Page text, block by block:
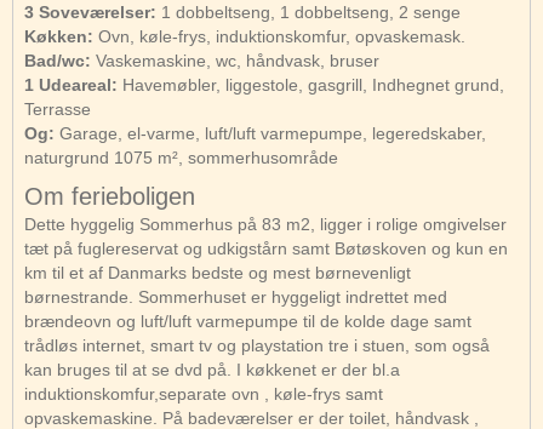
3 Soveværelser: 1 dobbeltseng, 1 dobbeltseng, 2 senge
Køkken: Ovn, køle-frys, induktionskomfur, opvaskemask.
Bad/wc: Vaskemaskine, wc, håndvask, bruser
1 Udeareal: Havemøbler, liggestole, gasgrill, Indhegnet grund,
Terrasse
Og: Garage, el-varme, luft/luft varmepumpe, legeredskaber,
naturgrund 1075 m², sommerhusområde
Om ferieboligen
Dette hyggelig Sommerhus på 83 m2, ligger i rolige omgivelser
tæt på fuglereservat og udkigstårn samt Bøtøskoven og kun en
km til et af Danmarks bedste og mest børnevenligt
børnestrande. Sommerhuset er hyggeligt indrettet med
brændeovn og luft/luft varmepumpe til de kolde dage samt
trådløs internet, smart tv og playstation tre i stuen, som også
kan bruges til at se dvd på. I køkkenet er der bl.a
induktionskomfur,separate ovn , køle-frys samt
opvaskemaskine. På badeværelser er der toilet, håndvask ,